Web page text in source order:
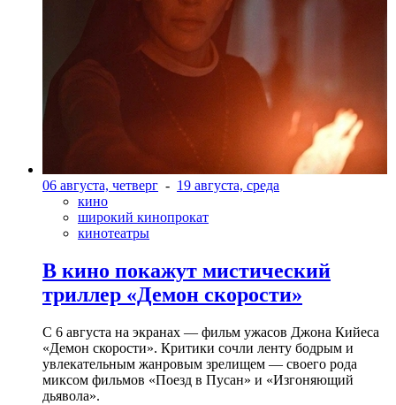
06 августа, четверг - 19 августа, среда
кино
широкий кинопрокат
кинотеатры
В кино покажут мистический
триллер «Демон скорости»
С 6 августа на экранах — фильм ужасов Джона Кийеса
«Демон скорости». Критики сочли ленту бодрым и
увлекательным жанровым зрелищeм — своего рода
миксом фильмов «Поезд в Пусан» и «Изгоняющий
дьявола».